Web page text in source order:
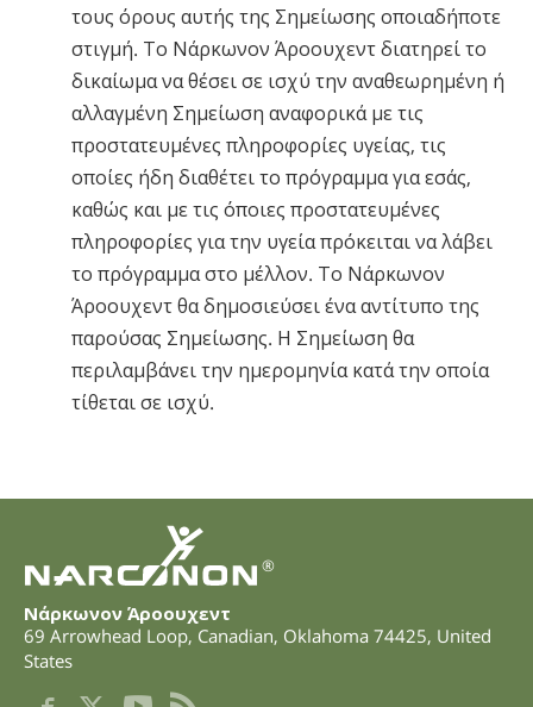
τους όρους αυτής της Σημείωσης οποιαδήποτε
στιγμή. Το Νάρκωνον Άροουχεντ διατηρεί το
δικαίωμα να θέσει σε ισχύ την αναθεωρημένη ή
αλλαγμένη Σημείωση αναφορικά με τις
προστατευμένες πληροφορίες υγείας, τις
οποίες ήδη διαθέτει το πρόγραμμα για εσάς,
καθώς και με τις όποιες προστατευμένες
πληροφορίες για την υγεία πρόκειται να λάβει
το πρόγραμμα στο μέλλον. Το Νάρκωνον
Άροουχεντ θα δημοσιεύσει ένα αντίτυπο της
παρούσας Σημείωσης. Η Σημείωση θα
περιλαμβάνει την ημερομηνία κατά την οποία
τίθεται σε ισχύ.
®
Νάρκωνον Άροουχεντ
69 Arrowhead Loop, Canadian, Oklahoma 74425, United
States